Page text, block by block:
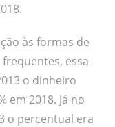
às formas de
essa
o dinheiro
em 2018. Já no
o percentual era